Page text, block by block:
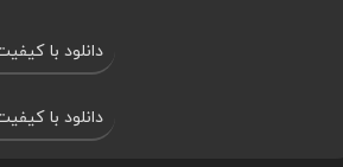
دانلود با کیفیت :
دانلود با کیفیت :